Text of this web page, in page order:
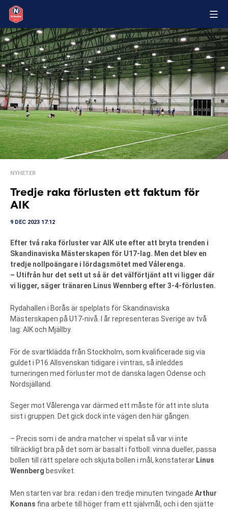
NYHETER
Tredje raka förlusten ett faktum för
AIK
9 DEC 2023 17:12
Efter två raka förluster var AIK ute efter att bryta trenden i
Skandinaviska Mästerskapen för U17-lag. Men det blev en
tredje nollpoängare i lördagsmötet med Vålerenga.
– Utifrån hur det sett ut så är det välförtjänt att vi ligger där
vi ligger, säger tränaren Linus Wennberg efter 3-4-förlusten.
Rydahallen i Borås är spelplats för Skandinaviska
Mästerskapen på U17-nivå. I år representeras Sverige av två
lag: AIK och Mjällby.
För de svartklädda från Stockholm, som kvalificerade sig via
guldet i P16 Allsvenskan tidigare i vintras, så inleddes
turneringen med förluster mot de danska lagen Odense och
Nordsjälland.
Seger mot Vålerenga var därmed ett måste för att inte sluta
sist i gruppen. Det gick dock inte vägen den här gången.
– Precis som i de andra matcher vi spelat så var vi inte
tillräckligt bra på det som är basalt i fotboll: vinna dueller, passa
bollen till rätt spelare och skjuta bollen i mål, konstaterar Linus
Wennberg besviket.
Men starten var bra: redan i den tredje minuten tvingade Arthur
Konans fina arbete till höger fram ett självmål, och i den sjätte